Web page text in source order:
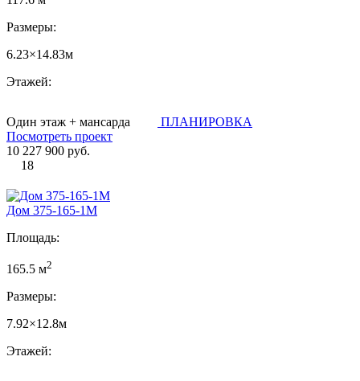
Размеры:
6.23×14.83м
Этажей:
Один этаж + мансарда
ПЛАНИРОВКА
Посмотреть проект
10 227 900 руб.
18
Дом 375-165-1М
Площадь:
165.5 м2
Размеры:
7.92×12.8м
Этажей: